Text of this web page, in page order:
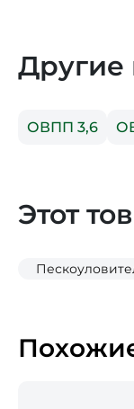
Другие
ОВПП 3,6
Этот